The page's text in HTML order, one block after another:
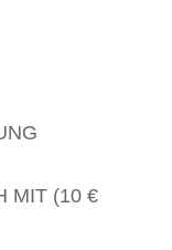
MIT (10 €